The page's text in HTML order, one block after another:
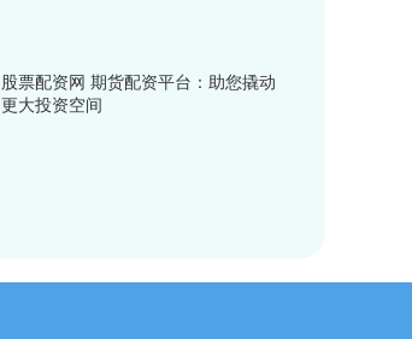
股票配资网 期货配资平台：助您撬动
更大投资空间